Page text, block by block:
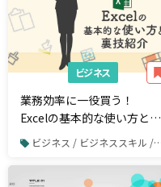
ビジネス
業務効率に一役買う！
Excelの基本的な使い方と裏
技紹介
ビジネス / ビジネススキル / Excel